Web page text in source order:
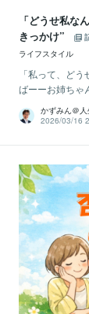
「どうせ私な
きっかけ”
ライフスタイル
「私って、ど
ばーーお姉ちゃ
かずみん＠
2026/03/16